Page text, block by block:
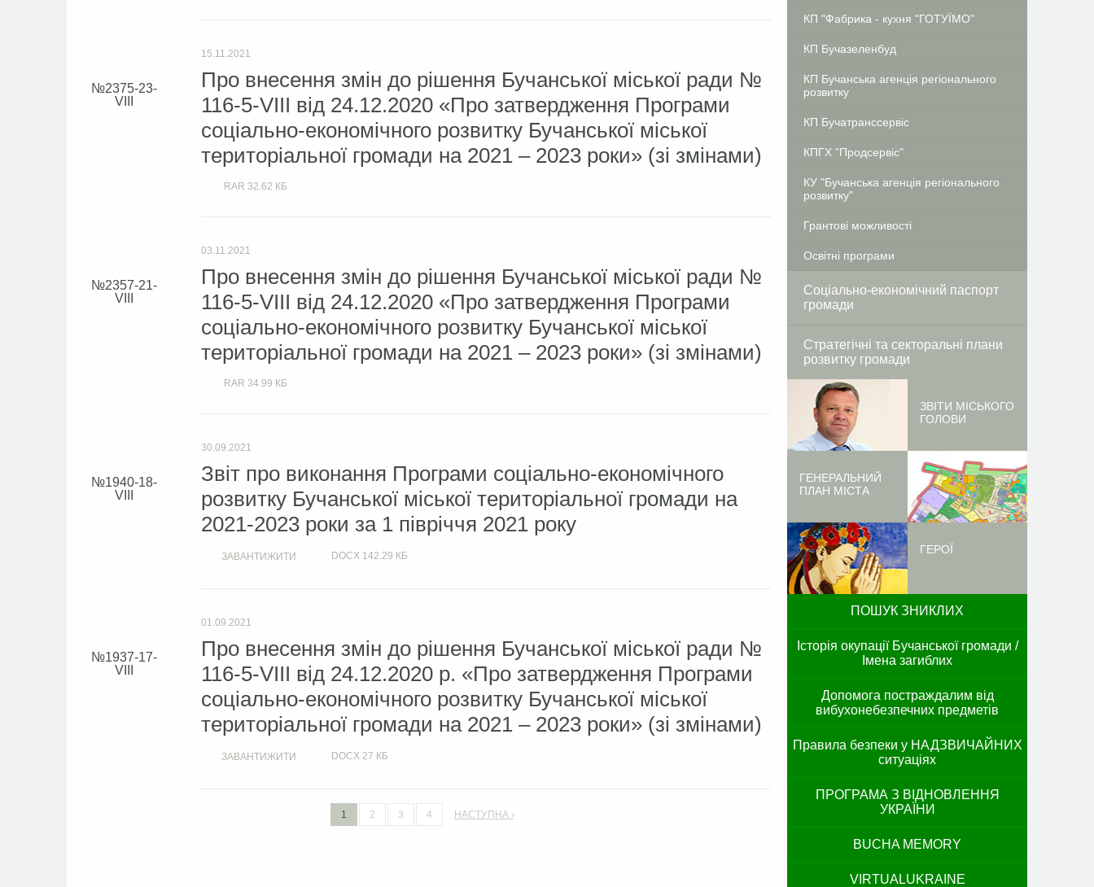
2375-23-
VIІІ
15.11.2021
Про внесення змін до рішення Бучанської міської ради №
116-5-VIII від 24.12.2020 «Про затвердження Програми
соціально-економічного розвитку Бучанської міської
територіальної громади на 2021 – 2023 роки» (зі змінами)
RAR 32.62 КБ
2357-21-
VIII
03.11.2021
Про внесення змін до рішення Бучанської міської ради №
116-5-VIII від 24.12.2020 «Про затвердження Програми
соціально-економічного розвитку Бучанської міської
територіальної громади на 2021 – 2023 роки» (зі змінами)
RAR 34.99 КБ
1940-18-
VIII
30.09.2021
Звіт про виконання Програми соціально-економічного
розвитку Бучанської міської територіальної громади на
2021-2023 роки за 1 півріччя 2021 року
ЗАВАНТИЖИТИ DOCX 142.29 КБ
1937-17-
VIII
01.09.2021
Про внесення змін до рішення Бучанської міської ради №
116-5-VIII від 24.12.2020 р. «Про затвердження Програми
соціально-економічного розвитку Бучанської міської
територіальної громади на 2021 – 2023 роки» (зі змінами)
ЗАВАНТИЖИТИ DOCX 27 КБ
1 2 3 4 НАСТУПНА ›
КП "Фабрика - кухня "ГОТУЇМО"
КП Бучазеленбуд
КП Бучанська агенція регіонального
розвитку
КП Бучатранссервіс
КПГХ "Продсервіс"
КУ "Бучанська агенція регіонального
розвитку"
Грантові можливості
Освітні програми
Соціально-економічний паспорт
громади
Стратегічні та секторальні плани
розвитку громади
ЗВІТИ МІСЬКОГО
ГОЛОВИ
ГЕНЕРАЛЬНИЙ
ПЛАН МІСТА
ГЕРОЇ
ПОШУК ЗНИКЛИХ
Історія окупації Бучанської громади /
Імена загиблих
Допомога постраждалим від
вибухонебезпечних предметів
Правила безпеки у НАДЗВИЧАЙНИХ
ситуаціях
ПРОГРАМА З ВІДНОВЛЕННЯ
УКРАЇНИ
BUCHA MEMORY
VIRTUALUKRAINE